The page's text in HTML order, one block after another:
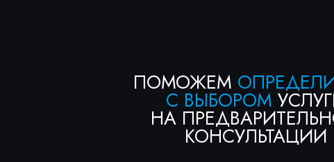
Я соглашаюсь с условиями « Политики конфедициальности» и с
условиями «Политики обработки персональных данных »
получить консультацию